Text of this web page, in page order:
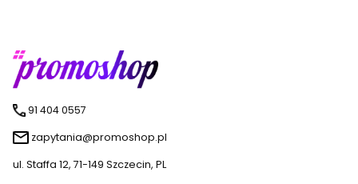
91 404 0557
zapytania@promoshop.pl
ul. Staffa 12, 71-149 Szczecin, PL